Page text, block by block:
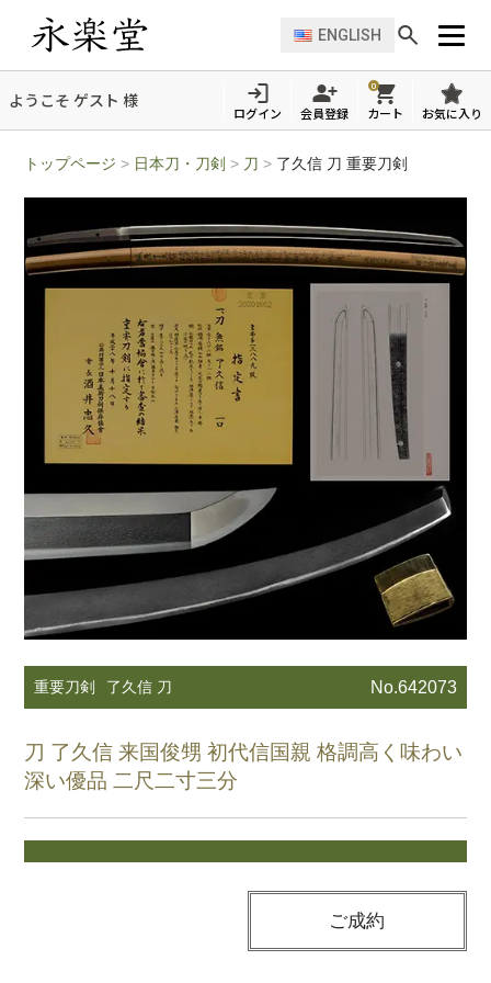
ENGLISH
ようこそ ゲスト 様
ログイン 会員登録
0
カート お気に入り
トップページ > 日本刀・刀剣 > 刀 > 了久信 刀 重要刀剣
重要刀剣 了久信 刀 No.642073
刀 了久信 来国俊甥 初代信国親 格調高く味わい
深い優品 二尺二寸三分
ご成約